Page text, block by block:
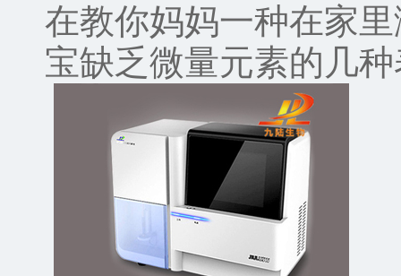
在教你妈妈一种在家
宝缺乏微量元素的几